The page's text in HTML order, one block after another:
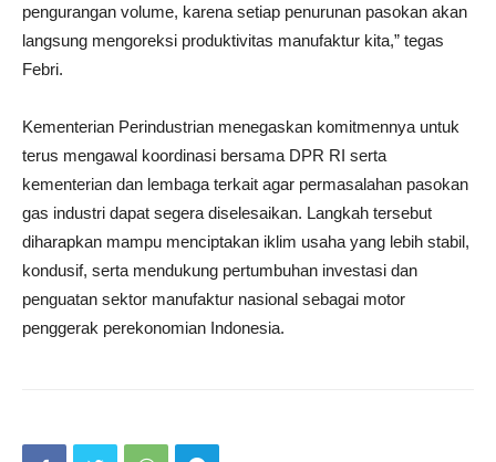
pengurangan volume, karena setiap penurunan pasokan akan
langsung mengoreksi produktivitas manufaktur kita,” tegas
Febri.
Kementerian Perindustrian menegaskan komitmennya untuk
terus mengawal koordinasi bersama DPR RI serta
kementerian dan lembaga terkait agar permasalahan pasokan
gas industri dapat segera diselesaikan. Langkah tersebut
diharapkan mampu menciptakan iklim usaha yang lebih stabil,
kondusif, serta mendukung pertumbuhan investasi dan
penguatan sektor manufaktur nasional sebagai motor
penggerak perekonomian Indonesia.